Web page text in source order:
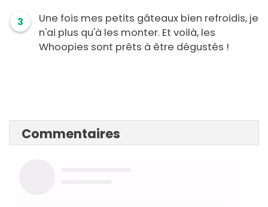
3
Une fois mes petits gâteaux bien refroidis, je
n'ai plus qu'à les monter. Et voilà, les
Whoopies sont prêts à être dégustés !
Commentaires